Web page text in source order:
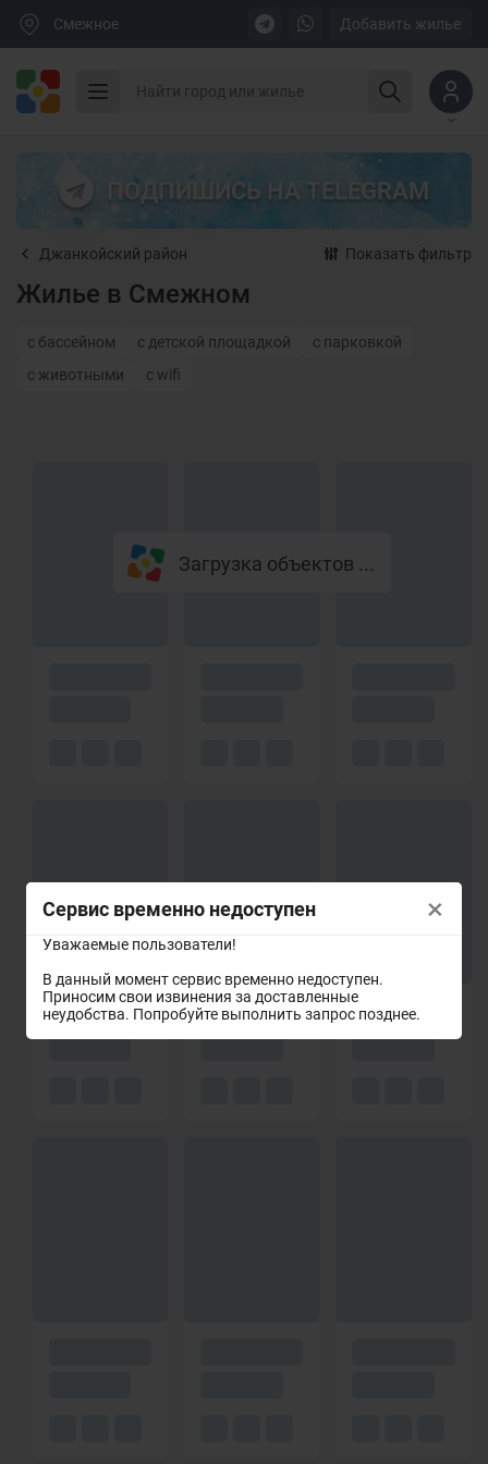
Сервис временно недоступен
Уважаемые пользователи!
В данный момент сервис временно недоступен.
Приносим свои извинения за доставленные
неудобства. Попробуйте выполнить запрос позднее.
×
Смежное Добавить жилье
ПОДПИШИСЬ НА TELEGRAM
Джанкойский район Показать фильтр
Жилье в Смежном
с бассейном с детской площадкой
с парковкой
с животными
с wifi
Загрузка объектов ...